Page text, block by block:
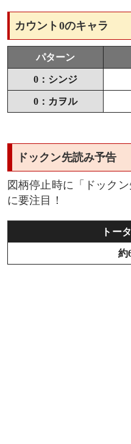
前段ムービー
裏ボタン
赤テロップ
弐号機リーチ(CG系エ
前段ムービー
カウント0のキャラ
パターン
0：シンジ
0：カヲル
ドックン先読み予告
図柄停止時に「ドック
に要注目！
トー
約